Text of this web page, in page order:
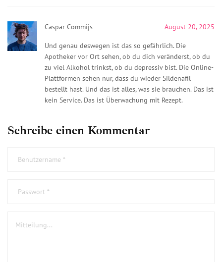
Caspar Commijs August 20, 2025
Und genau deswegen ist das so gefährlich. Die
Apotheker vor Ort sehen, ob du dich veränderst, ob du
zu viel Alkohol trinkst, ob du depressiv bist. Die Online-
Plattformen sehen nur, dass du wieder Sildenafil
bestellt hast. Und das ist alles, was sie brauchen. Das ist
kein Service. Das ist Überwachung mit Rezept.
Schreibe einen Kommentar